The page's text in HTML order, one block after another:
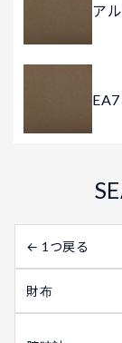
ア
EA7
← 1つ戻る
財布